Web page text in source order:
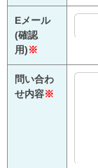
Eメール
(確認
用)※
問い合わ
せ内容※